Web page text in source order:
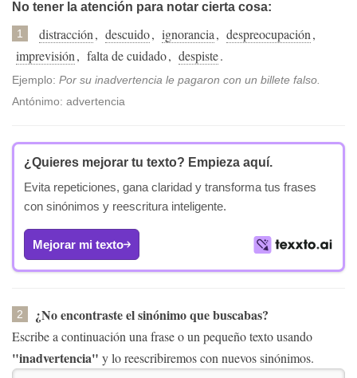
Temas populares
Temas recientes
No tener la atención para notar cierta cosa:
1 distracción, descuido, ignorancia, despreocupación,
imprevisión, falta de cuidado, despiste.
Ejemplo: Por su inadvertencia le pagaron con un billete falso.
Antónimo: advertencia
¿Quieres mejorar tu texto? Empieza aquí.
Evita repeticiones, gana claridad y transforma tus frases
con sinónimos y reescritura inteligente.
Mejorar mi texto
2 ¿No encontraste el sinónimo que buscabas?
Escribe a continuación una frase o un pequeño texto usando
"inadvertencia" y lo reescribiremos con nuevos sinónimos.